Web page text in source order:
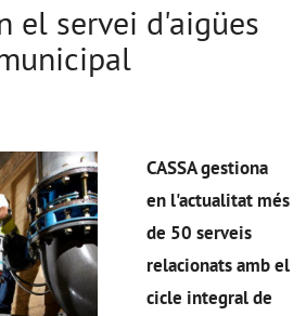
el servei d'aigües
CASSA gestiona
en l'actualitat més
de 50 serveis
relacionats amb el
cicle integral de